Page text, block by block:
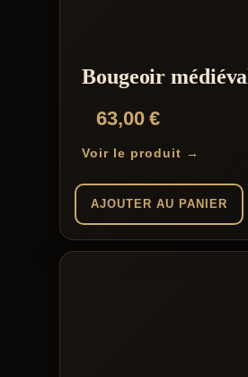
Bougeoir
63,00€
Voir le produit →
AJOUTER AU PANIER